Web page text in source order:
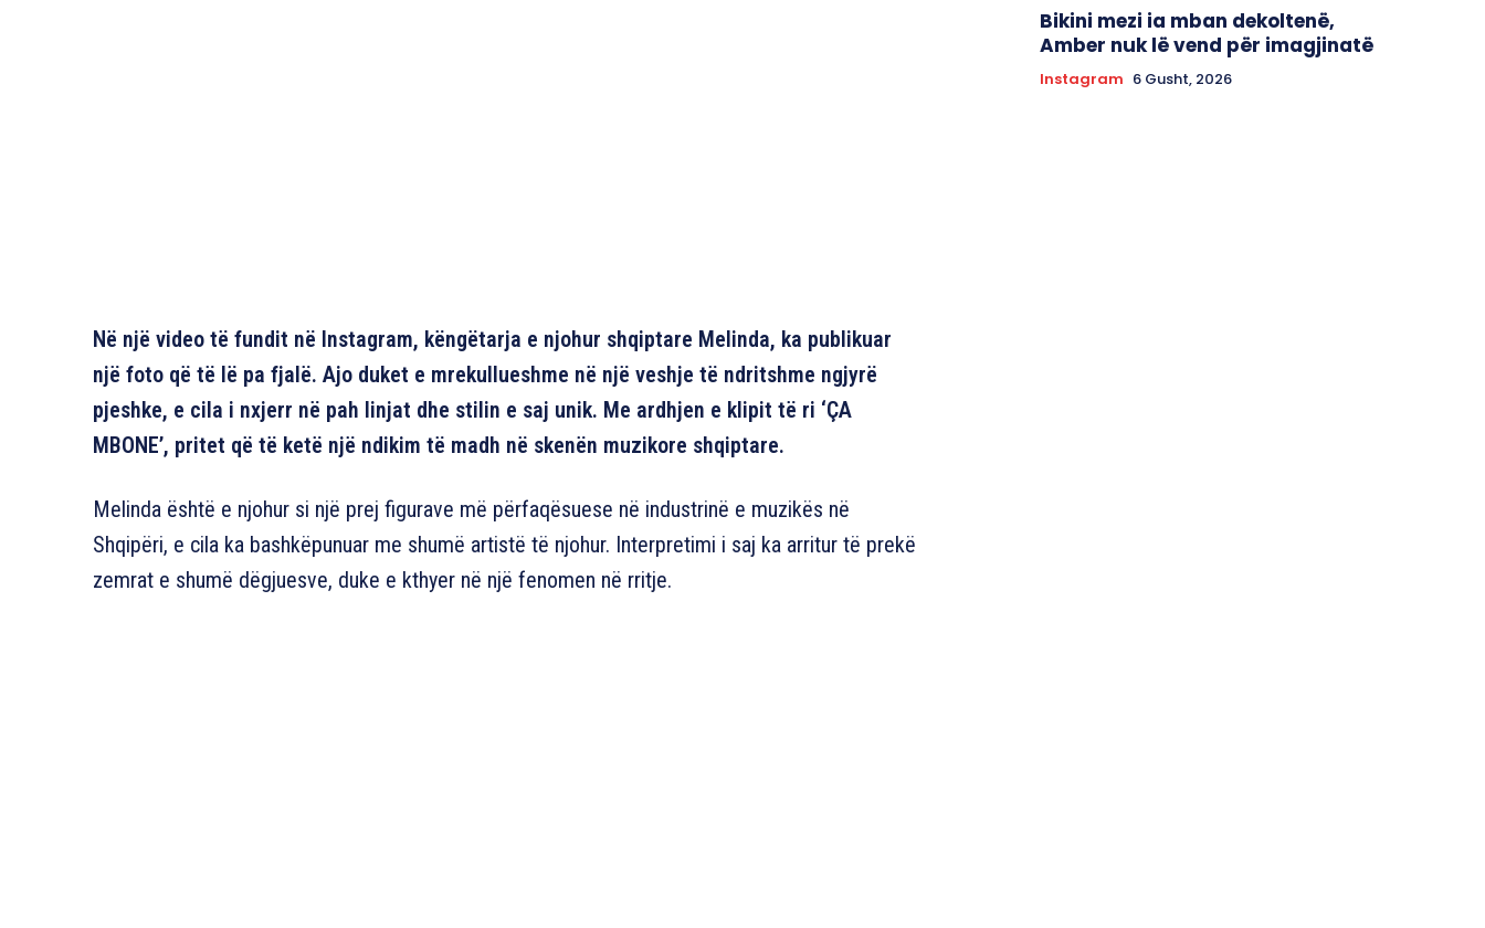
Në një video të fundit në Instagram, këngëtarja e njohur shqiptare Melinda, ka publikuar
një foto që të lë pa fjalë. Ajo duket e mrekullueshme në një veshje të ndritshme ngjyrë
pjeshke, e cila i nxjerr në pah linjat dhe stilin e saj unik. Me ardhjen e klipit të ri ‘ÇA
MBONE’, pritet që të ketë një ndikim të madh në skenën muzikore shqiptare.
Melinda është e njohur si një prej figurave më përfaqësuese në industrinë e muzikës në
Shqipëri, e cila ka bashkëpunuar me shumë artistë të njohur. Interpretimi i saj ka arritur të prekë
zemrat e shumë dëgjuesve, duke e kthyer në një fenomen në rritje.
Bikini mezi ia mban dekoltenë,
Amber nuk lë vend për imagjinatë
Instagram 6 Gusht, 2026